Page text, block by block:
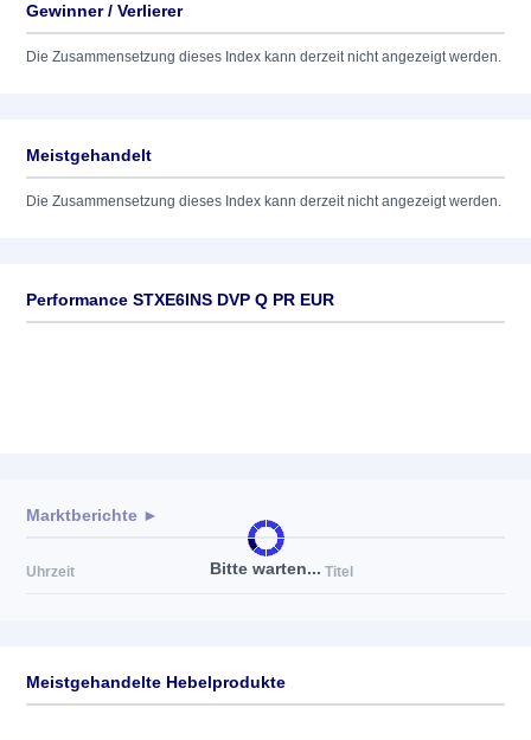
Gewinner / Verlierer
Die Zusammensetzung dieses Index kann derzeit nicht angezeigt werden.
Meistgehandelt
Die Zusammensetzung dieses Index kann derzeit nicht angezeigt werden.
Performance STXE6INS DVP Q PR EUR
Bitte warten...
Marktberichte ►
Uhrzeit Titel
Meistgehandelte Hebelprodukte